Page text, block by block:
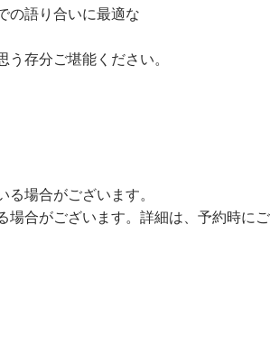
の語り合いに最適な
う存分ご堪能ください。
場合がございます。
合がございます。詳細は、予約時にご